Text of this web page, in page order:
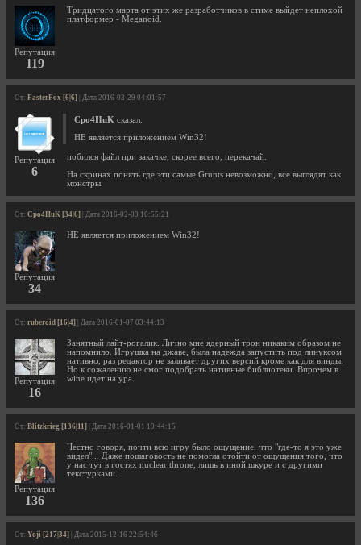
Репутация
119
Тридцатого марта от этих же разработчиков в стиме выйдет неплохой
платформер - Meganoid.
От: FasterFox [6|6] | Дата 2016-03-29 04:01:57
Репутация
6
Cpo4HuK сказал:
НЕ является приложением Win32!
побился файл при закачке, скорее всего, перекачай.
На скринах понять где эти самые Grunts невозможно, все выглядят как
монстры.
От: Cpo4HuK [34|6] | Дата 2016-02-09 16:55:21
Репутация
34
НЕ является приложением Win32!
От: ruberoid [16|4] | Дата 2016-01-07 03:44:13
Репутация
16
Занятный лайт-рогалик. Лично мне ядерный трон никаким образом не
напомнило. Игрушка на джаве, была надежда запустить под линуксом
нативно, раз редактор не заливает других версий кроме как для винды.
Но к сожалению не смог подобрать нативные библиотеки. Впрочем в
wine идет на ура.
От: Blitzkrieg [136|11] | Дата 2016-01-01 19:44:15
Репутация
136
Честно говоря, почти всю игру было ощущение, что "где-то я это уже
видел"... Даже пошаговость не помогла отойти от ощущения того, что
у нас тут в гостях nuclear throne, лишь в иной шкуре и с другими
текстурками.
От: Yoji [217|34] | Дата 2015-12-16 22:54:46